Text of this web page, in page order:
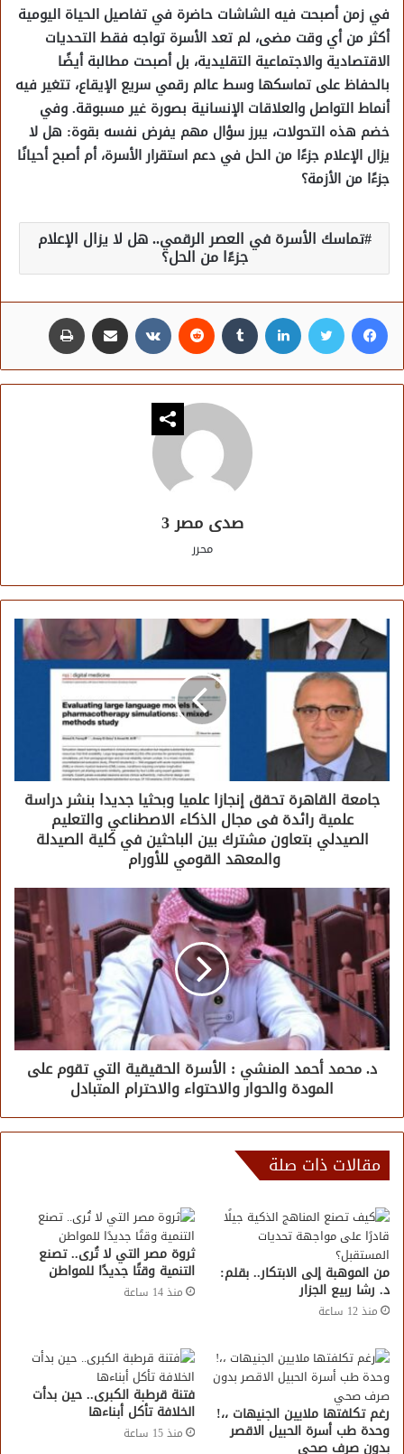
في زمن أصبحت فيه الشاشات حاضرة في تفاصيل الحياة اليومية
أكثر من أي وقت مضى، لم تعد الأسرة تواجه فقط التحديات
الاقتصادية والاجتماعية التقليدية، بل أصبحت مطالبة أيضًا
بالحفاظ على تماسكها وسط عالم رقمي سريع الإيقاع، تتغير فيه
أنماط التواصل والعلاقات الإنسانية بصورة غير مسبوقة. وفي
خضم هذه التحولات، يبرز سؤال مهم يفرض نفسه بقوة: هل لا
يزال الإعلام جزءًا من الحل في دعم استقرار الأسرة، أم أصبح أحيانًا
جزءًا من الأزمة؟
تماسك الأسرة في العصر الرقمي.. هل لا يزال الإعلام
جزءًا من الحل؟
فيسبوك تويتر لينكدإن مشاركة عبر البريد
صدى مصر 3
محرر
جامعة القاهرة تحقق إنجازا علميا وبحثيا جديدا بنشر دراسة
علمية رائدة فى مجال الذكاء الاصطناعي والتعليم
الصيدلي بتعاون مشترك بين الباحثين في كلية الصيدلة
والمعهد القومي للأورام
د. محمد أحمد المنشي : الأسرة الحقيقية التي تقوم على
المودة والحوار والاحتواء والاحترام المتبادل
مقالات ذات صلة
من الموهبة إلى الابتكار.. بقلم:
د. رشا ربيع الجزار
منذ 12 ساعة
​ثروة مصر التي لا تُرى.. تصنع
التنمية وقتًا جديدًا للمواطن
منذ 14 ساعة
رغم تكلفتها ملايين الجنيهات ،،!
وحدة طب أسرة الحبيل الاقصر
بدون صرف صحي
فتنة قرطبة الكبرى.. حين بدأت
الخلافة تأكل أبناءها
منذ 15 ساعة